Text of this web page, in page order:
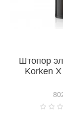
Штопор
Korken